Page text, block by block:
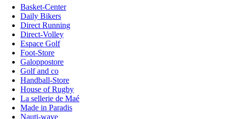
Basket-Center
Daily Bikers
Direct Running
Direct-Volley
Espace Golf
Foot-Store
Galoppostore
Golf and co
Handball-Store
House of Rugby
La sellerie de Maé
Made in Paradis
Nauti-wave